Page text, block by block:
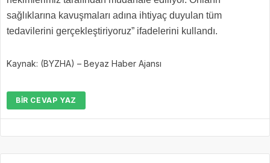
sağlıklarına kavuşmaları adına ihtiyaç duyulan tüm
tedavilerini gerçekleştiriyoruz” ifadelerini kullandı.
Kaynak: (BYZHA) – Beyaz Haber Ajansı
BIR CEVAP YAZ